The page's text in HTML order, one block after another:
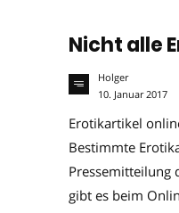
Nicht alle
Holger
10. Januar 2017
Erotikartikel
Bestimmte
Pressemitteilung
gibt es beim